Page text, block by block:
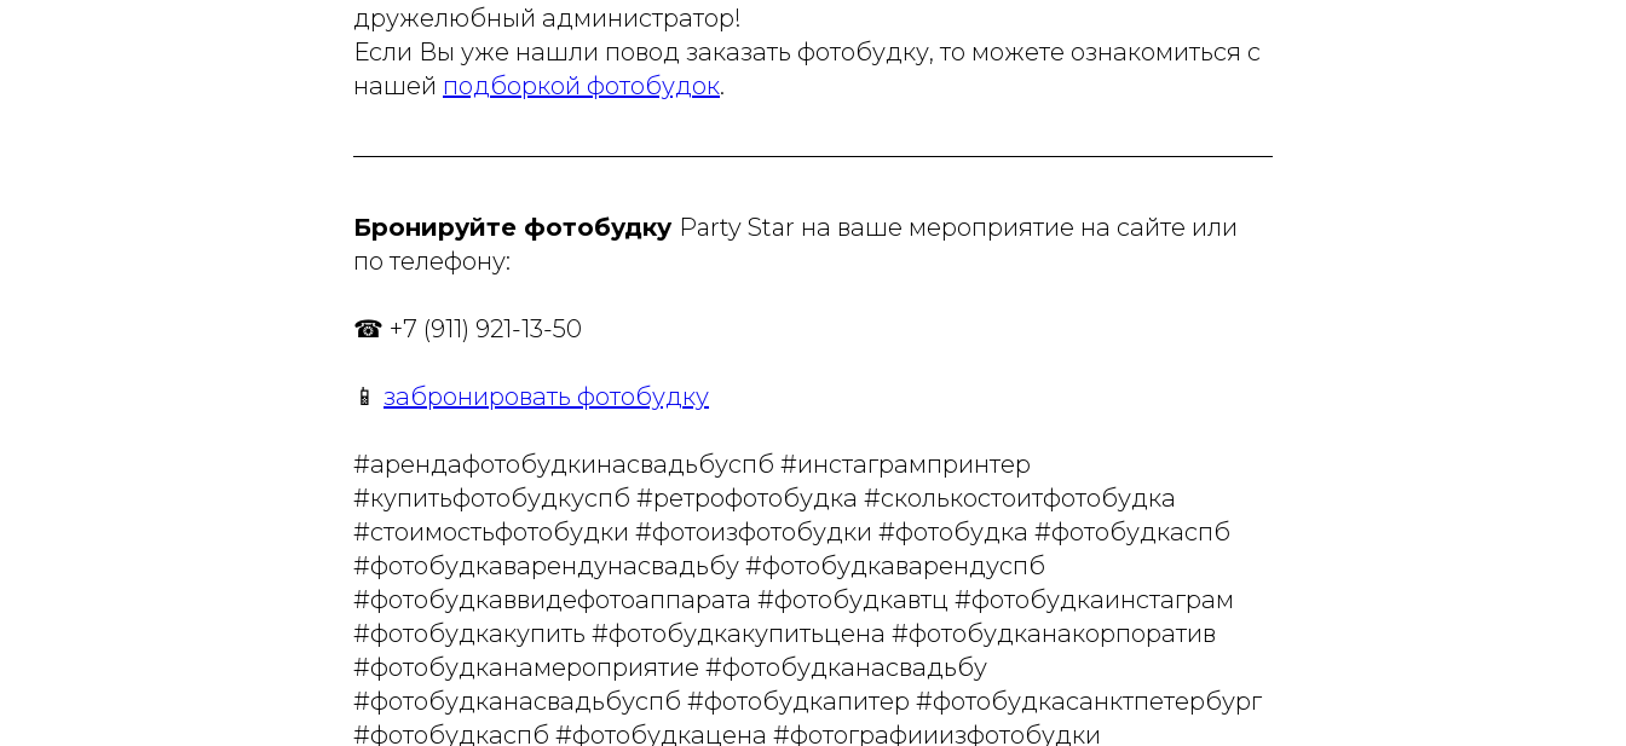
дружелюбный администратор!
Если Вы уже нашли повод заказать фотобудку, то можете ознакомиться с
нашей подборкой фотобудок.
Бронируйте фотобудку Party Star на ваше мероприятие на сайте или
по телефону:
☎ +7 (911) 921-13-50
📱 забронировать фотобудку
#арендафотобудкинасвадьбуспб #инстагрампринтер
#купитьфотобудкуспб #ретрофотобудка #сколькостоитфотобудка
#стоимостьфотобудки #фотоизфотобудки #фотобудка #фотобудкаспб
#фотобудкаварендунасвадьбу #фотобудкаварендуспб
#фотобудкаввидефотоаппарата #фотобудкавтц #фотобудкаинстаграм
#фотобудкакупить #фотобудкакупитьцена #фотобудканакорпоратив
#фотобудканамероприятие #фотобудканасвадьбу
#фотобудканасвадьбуспб #фотобудкапитер #фотобудкасанктпетербург
#фотобудкаспб #фотобудкацена #фотографииизфотобудки